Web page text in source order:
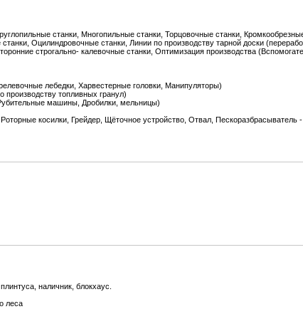
станки, Многопильные станки, Торцовочные станки,
Оцилиндровочные станки, Линии по производству тарной доски
строгально- калевочные станки, Оптимизация производства
лебедки, Харвестерные головки, Манипуляторы)
производству топливных гранул)
машины, Дробилки, мельницы)
косилки, Грейдер, Щёточное устройство, Отвал, Пескоразбрасыватель -
наличник, блокхаус.
леса